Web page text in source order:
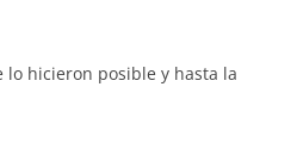
lo hicieron posible y hasta la